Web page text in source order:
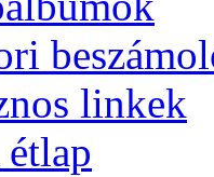
linkek